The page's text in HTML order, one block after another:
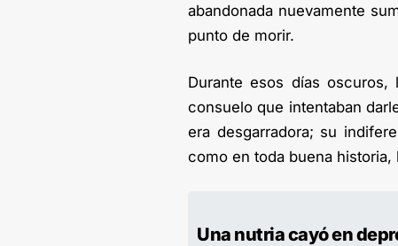
abandonada nuevamente
punto de morir.
Durante esos días
consuelo que intentaban
era desgarradora; su
como en toda buena historia,
Una nutria cayó en